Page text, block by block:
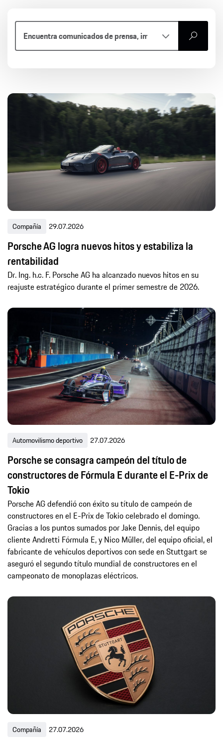
buscar
Artículo Comunicado de prensa Photos Videos
Todo -
Ultimas 24h
Últimos 7 días
Últimos 30 días Último año
Compañía 29.07.2026
Porsche AG logra nuevos hitos y estabiliza la
rentabilidad
Dr. Ing. h.c. F. Porsche AG ha alcanzado nuevos hitos en su
reajuste estratégico durante el primer semestre de 2026.
Automovilismo deportivo 27.07.2026
Porsche se consagra campeón del título de
constructores de Fórmula E durante el E-Prix de
Tokio
Porsche AG defendió con éxito su título de campeón de
constructores en el E-Prix de Tokio celebrado el domingo.
Gracias a los puntos sumados por Jake Dennis, del equipo
cliente Andretti Fórmula E, y Nico Müller, del equipo oficial, el
fabricante de vehículos deportivos con sede en Stuttgart se
aseguró el segundo título mundial de constructores en el
campeonato de monoplazas eléctricos.
Compañía 27.07.2026